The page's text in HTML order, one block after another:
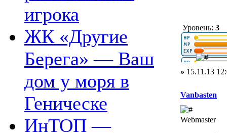
игрока
ЖК «Другие
Берега» — Ваш
дом у моря в
Геническе
ИнТОП —
Уровень: 3
» 15.11.13
Vanbasten
Webmaster